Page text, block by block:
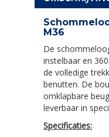
M36
De
instelbaar en
de volledige
benutten. De
omklapbare
leverbaar in
Specificaties: